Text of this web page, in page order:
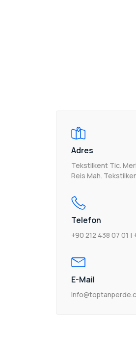
Adres
Tekstilkent Tic.
Reis Mah.
Telefon
+90 212 438 07 01 |
E-Mail